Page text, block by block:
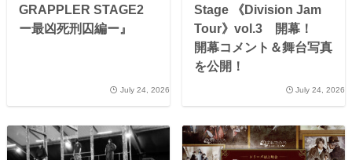
GRAPPLER STAGE2
ー最凶死刑囚編ー』
July 24, 2026
Stage 《Division Jam
Tour》vol.3 開幕！
開幕コメント＆舞台写真
を公開！
July 24, 2026